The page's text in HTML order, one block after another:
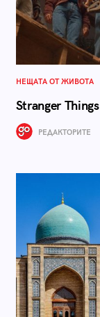
НЕЩАТА ОТ ЖИВОТА
Stranger
РЕДАКТОРИТЕ